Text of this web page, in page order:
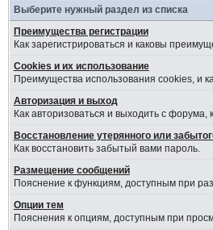
Выберите нужный раздел из списка
Преимущества регистрации
Как зарегистрироваться и каковы
Cookies и их использование
Преимущества использования cookies, и
Авторизация и выход
Как авторизоваться и выходить с
Восстановление утерянного или
Как восстановить забытый вами пароль.
Размещение сообщений
Пояснение к функциям, доступным при
Опции тем
Пояснения к опциям, доступным при